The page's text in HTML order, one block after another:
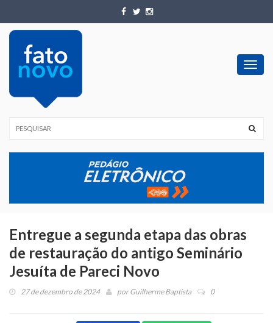
Entregue a segunda etapa das obras
de restauração do antigo Seminário
Jesuíta de Pareci Novo
27 de dezembro de 2024 porGuilherme Baptista 0